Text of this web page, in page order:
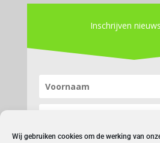
Wij gebruiken cookies om de werking van
Inschrijven